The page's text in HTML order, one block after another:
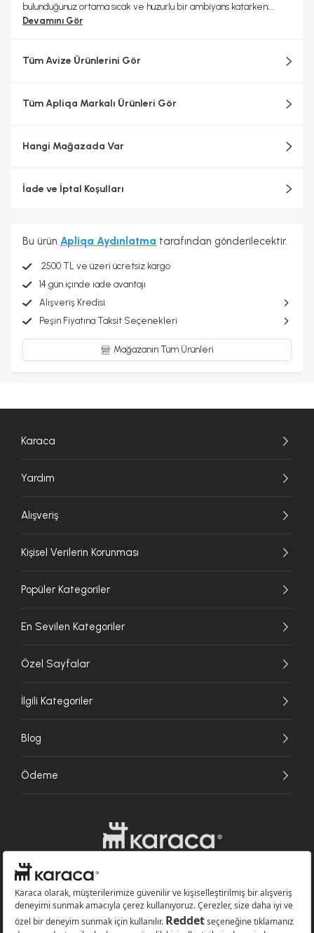
bulunduğunuz ortama sıcak ve huzurlu bir ambiyans katarken;
metal gövdesi ise sağlamlık ve uzun ömürlü kullanım sağlar.
Devamını Gör
Tüm Avize Ürünlerini Gör
Tüm Apliqa Markalı Ürünleri Gör
Hangi Mağazada Var
İade ve İptal Koşulları
Bu ürün Apliqa Aydınlatma tarafından gönderilecektir.
2500 TL ve üzeri ücretsiz kargo
14 gün içinde iade avantajı
Alışveriş Kredisi
Peşin Fiyatına Taksit Seçenekleri
Mağazanın Tüm Ürünleri
Karaca
Yardım
Alışveriş
Kişisel Verilerin Korunması
Popüler Kategoriler
En Sevilen Kategoriler
Özel Sayfalar
İlgili Kategoriler
Blog
Ödeme